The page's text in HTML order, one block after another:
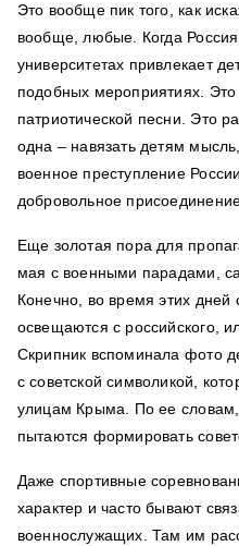
Это вообще пик того, как
вообще, любые. Когда
университетах привлекает
подобных мероприятиях.
патриотической песни. Это
одна – навязать детям
военное преступление
добровольное
Еще золотая пора для
мая с военными парадами,
Конечно, во время этих
освещаются с российского,
Скрипник вспоминала фото
с советской символикой,
улицам Крыма. По ее словам,
пытаются формировать
Даже спортивные
характер и часто бывают
военнослужащих. Там им